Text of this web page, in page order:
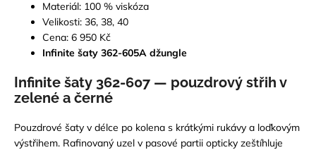
Materiál: 100 % viskóza
Velikosti: 36, 38, 40
Cena: 6 950 Kč
Infinite šaty 362-605A džungle
Infinite šaty 362-607 — pouzdrový střih v
zelené a černé
Pouzdrové šaty v délce po kolena s krátkými rukávy a loďkovým
výstřihem. Rafinovaný uzel v pasové partii opticky zeštíhluje